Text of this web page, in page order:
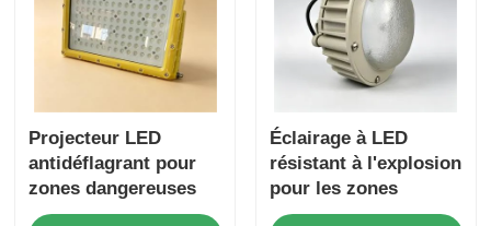
Projecteur LED
antidéflagrant pour
zones dangereuses
avec construction
Éclairage à LED
résistant à l'explosion
pour les zones
dangereuses avec